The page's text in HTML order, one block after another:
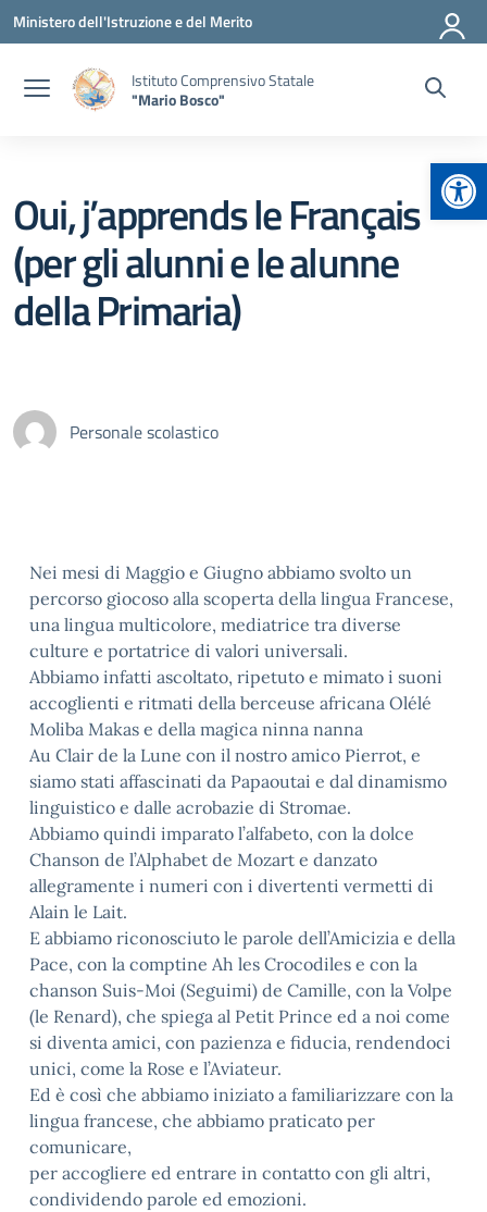
Vai ai contenuti
Vai al menu di navigazione
Vai al footer
Ministero dell'Istruzione e del Merito
Istituto Comprensivo Statale
"Mario Bosco"
Oui, j’apprends le Français
(per gli alunni e le alunne
della Primaria)
Personale scolastico
Nei mesi di Maggio e Giugno abbiamo svolto un
percorso giocoso alla scoperta della lingua Francese,
una lingua multicolore, mediatrice tra diverse
culture e portatrice di valori universali.
Abbiamo infatti ascoltato, ripetuto e mimato i suoni
accoglienti e ritmati della berceuse africana Olélé
Moliba Makas e della magica ninna nanna
Au Clair de la Lune con il nostro amico Pierrot, e
siamo stati affascinati da Papaoutai e dal dinamismo
linguistico e dalle acrobazie di Stromae.
Abbiamo quindi imparato l’alfabeto, con la dolce
Chanson de l’Alphabet de Mozart e danzato
allegramente i numeri con i divertenti vermetti di
Alain le Lait.
E abbiamo riconosciuto le parole dell’Amicizia e della
Pace, con la comptine Ah les Crocodiles e con la
chanson Suis-Moi (Seguimi) de Camille, con la Volpe
(le Renard), che spiega al Petit Prince ed a noi come
si diventa amici, con pazienza e fiducia, rendendoci
unici, come la Rose e l’Aviateur.
Ed è così che abbiamo iniziato a familiarizzare con la
lingua francese, che abbiamo praticato per
comunicare,
per accogliere ed entrare in contatto con gli altri,
condividendo parole ed emozioni.